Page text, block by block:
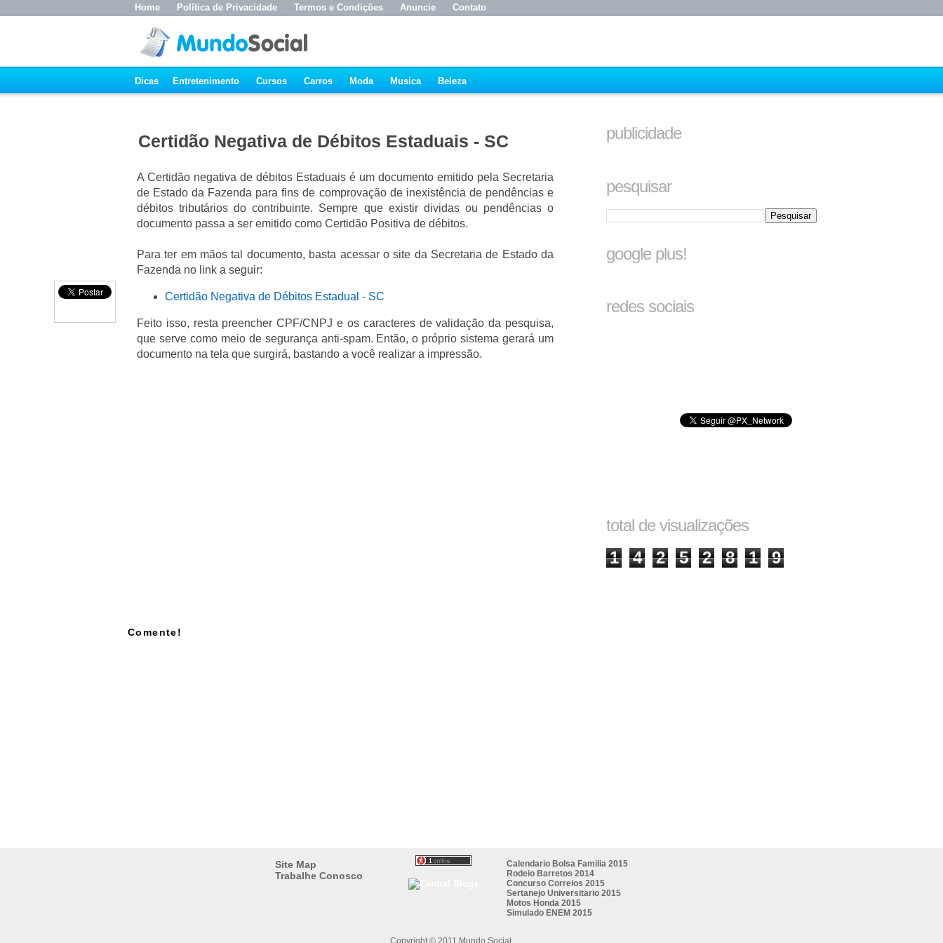
Home Política de Privacidade Termos e Condições Anuncie Contato
Dicas Entretenimento Cursos Carros Moda Musica Beleza
Certidão Negativa de Débitos Estaduais - SC
A Certidão negativa de débitos Estaduais é um documento emitido pela Secretaria
de Estado da Fazenda para fins de comprovação de inexistência de pendências e
débitos tributários do contribuinte. Sempre que existir dividas ou pendências o
documento passa a ser emitido como Certidão Positiva de débitos.
Para ter em mãos tal documento, basta acessar o site da Secretaria de Estado da
Fazenda no link a seguir:
Certidão Negativa de Débitos Estadual - SC
Feito isso, resta preencher CPF/CNPJ e os caracteres de validação da pesquisa,
que serve como meio de segurança anti-spam. Então, o próprio sistema gerará um
documento na tela que surgirá, bastando a você realizar a impressão.
Comente!
publicidade
pesquisar
google plus!
redes sociais
total de visualizações
1
4 2 5 2 8 1 9
Copyright © 2011 Mundo Social
Site Map
Trabalhe Conosco
Calendario Bolsa Familia 2015
Rodeio Barretos 2014
Concurso Correios 2015
Sertanejo Universitario 2015
Motos Honda 2015
Simulado ENEM 2015